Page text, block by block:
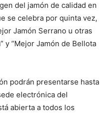
del jamón de calidad en
se celebra por quinta vez,
Jamón Serrano u otras
y “Mejor Jamón de Bellota
podrán presentarse hasta
electrónica del
abierta a todos los